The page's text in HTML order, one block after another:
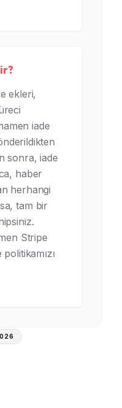
ekleri,
iade
sonra, iade
haber
herhangi
tam bir
Stripe